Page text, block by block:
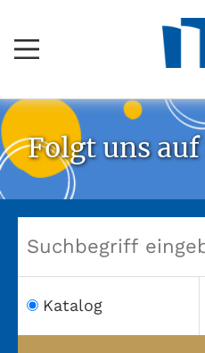
Folgt uns
Katalog